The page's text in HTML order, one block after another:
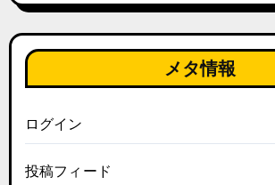
メタ情報
ログイン
投稿フィード